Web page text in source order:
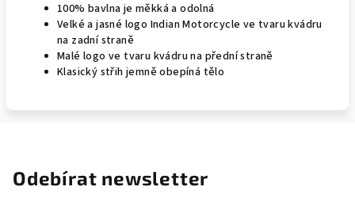
100% bavlna je měkká a odolná
Velké a jasné logo Indian Motorcycle ve tvaru kvádru
na zadní straně
Malé logo ve tvaru kvádru na přední straně
Klasický střih jemně obepíná tělo
Odebírat newsletter